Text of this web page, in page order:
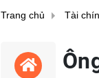
Trang chủ Tài